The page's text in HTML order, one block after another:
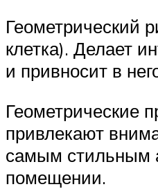
Геометрический
клетка). Делает
и привносит в
Геометрические
привлекают
самым стильным
помещении.